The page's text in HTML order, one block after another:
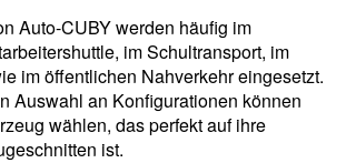
Auto-CUBY werden häufig im
im Schultransport, im
im öffentlichen Nahverkehr eingesetzt.
Auswahl an Konfigurationen können
wählen, das perfekt auf ihre
ist.